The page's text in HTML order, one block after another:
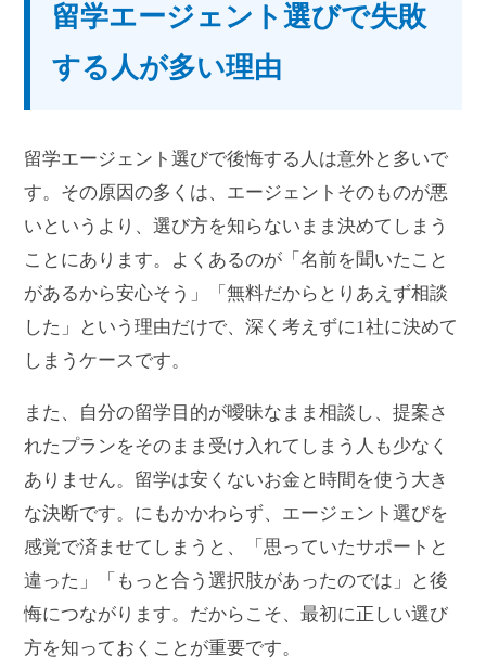
留学エージェント選びで失敗
する人が多い理由
留学エージェント選びで後悔する人は意外と多いで
す。その原因の多くは、エージェントそのものが悪
いというより、選び方を知らないまま決めてしまう
ことにあります。よくあるのが「名前を聞いたこと
があるから安心そう」「無料だからとりあえず相談
した」という理由だけで、深く考えずに1社に決めて
しまうケースです。
また、自分の留学目的が曖昧なまま相談し、提案さ
れたプランをそのまま受け入れてしまう人も少なく
ありません。留学は安くないお金と時間を使う大き
な決断です。にもかかわらず、エージェント選びを
感覚で済ませてしまうと、「思っていたサポートと
違った」「もっと合う選択肢があったのでは」と後
悔につながります。だからこそ、最初に正しい選び
方を知っておくことが重要です。